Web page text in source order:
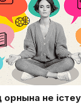
орнына не